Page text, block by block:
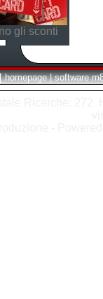
gli sconti
[ homepage | software